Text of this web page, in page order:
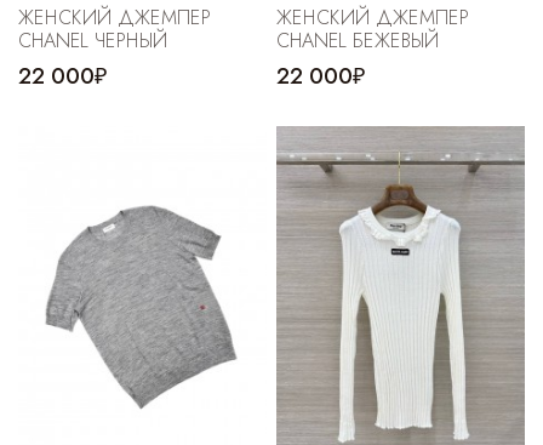
ЖЕНСКИЙ ДЖЕМПЕР
CHANEL ЧЕРНЫЙ
22 000₽
ЖЕНСКИЙ ДЖЕМПЕР
CHANEL БЕЖЕВЫЙ
22 000₽